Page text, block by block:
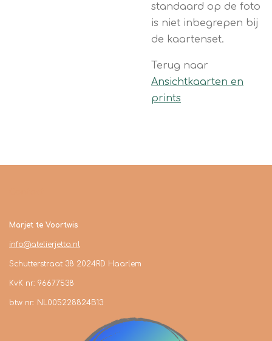
standaard op de foto
is niet inbegrepen bij
de kaartenset.
Terug naar
Ansichtkaarten en
prints
Marjet te Voortwis
info@atelierjetta.nl
Schutterstraat 38 2024RD Haarlem
KvK nr.: 96677538
btw nr.: NL005228824B13